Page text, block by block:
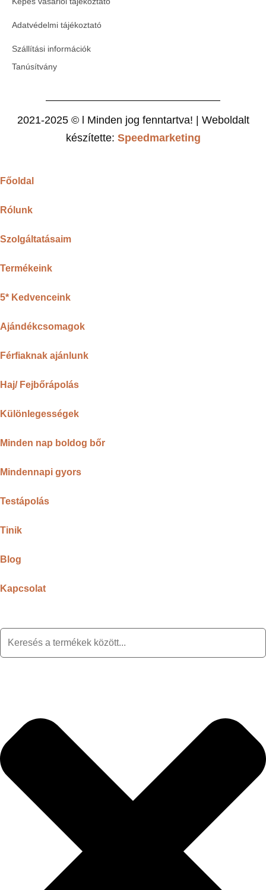
Adatvédelmi tájékoztató
Szállítási információk
Tanúsítvány
2021-2025 © l Minden jog fenntartva! | Weboldalt
készítette: Speedmarketing
Főoldal
Rólunk
Szolgáltatásaim
Termékeink
5* Kedvenceink
Ajándékcsomagok
Férfiaknak ajánlunk
Haj/ Fejbőrápolás
Különlegességek
Minden nap boldog bőr
Mindennapi gyors
Testápolás
Tinik
Blog
Kapcsolat